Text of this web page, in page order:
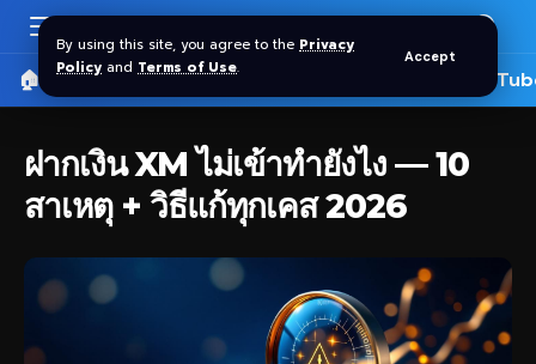
By using this site, you agree to the Privacy
Policy and Terms of Use.
Accept
🏠 หน้าแรก ราคาทอง SPDR 🎬
ฝากเงิน XM ไม่เข้าทำยังไง — 10
สาเหตุ + วิธีแก้ทุกเคส 2026